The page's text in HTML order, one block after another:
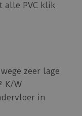
alle PVC klik
zeer lage
K/W
in